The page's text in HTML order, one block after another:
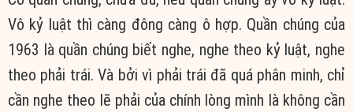
Vô kỷ luật thì càng đông càng ô hợp. Quần chúng của
1963 là quần chúng biết nghe, nghe theo kỷ luật, nghe
theo phải trái. Và bởi vì phải trái đã quá phân minh, chỉ
cần nghe theo lẽ phải của chính lòng mình là không cần